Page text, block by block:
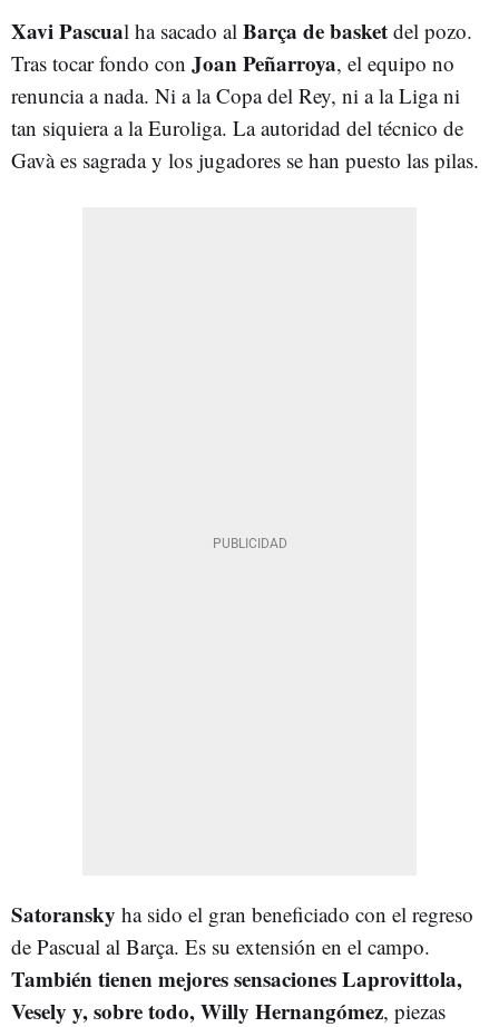
Xavi Pascual ha sacado al Barça de basket del pozo.
Tras tocar fondo con Joan Peñarroya, el equipo no
renuncia a nada. Ni a la Copa del Rey, ni a la Liga ni
tan siquiera a la Euroliga. La autoridad del técnico de
Gavà es sagrada y los jugadores se han puesto las pilas.
Satoransky ha sido el gran beneficiado con el regreso
de Pascual al Barça. Es su extensión en el campo.
También tienen mejores sensaciones Laprovittola,
Vesely y, sobre todo, Willy Hernangómez, piezas